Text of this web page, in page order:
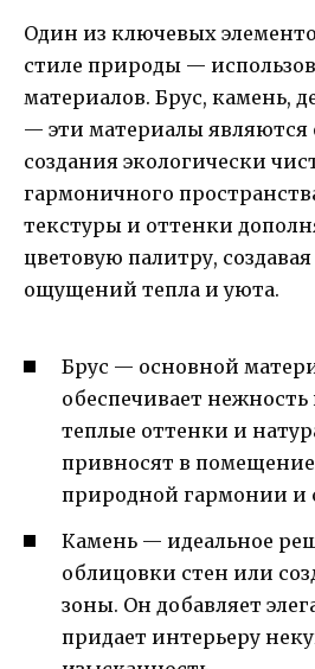
Один из ключевых
стиле природы —
материалов. Брус, камень,
— эти материалы являются
создания экологически
гармоничного
текстуры и оттенки
цветовую палитру,
ощущений тепла и уюта.
Брус — основной
обеспечивает нежность
теплые оттенки и
привносят в
природной гармонии и
Камень — идеальное
облицовки стен или
зоны. Он добавляет
придает интерьеру